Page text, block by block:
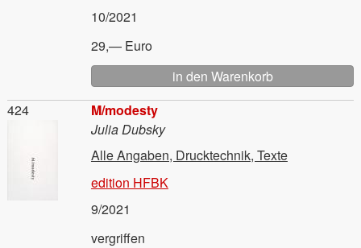
10/2021
29,— Euro
M/modesty
Material
424
Julia Dubsky
Alle Angaben, Drucktechnik, Texte
edition HFBK
9/2021
vergriffen